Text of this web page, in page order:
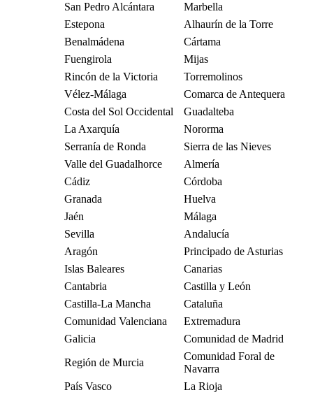
San Pedro Alcántara
Marbella
Estepona
Alhaurín de la Torre
Benalmádena
Cártama
Fuengirola
Mijas
Rincón de la Victoria
Torremolinos
Vélez-Málaga
Comarca de Antequera
Costa del Sol Occidental
Guadalteba
La Axarquía
Nororma
Serranía de Ronda
Sierra de las Nieves
Valle del Guadalhorce
Almería
Cádiz
Córdoba
Granada
Huelva
Jaén
Málaga
Sevilla
Andalucía
Aragón
Principado de Asturias
Islas Baleares
Canarias
Cantabria
Castilla y León
Castilla-La Mancha
Cataluña
Comunidad Valenciana
Extremadura
Galicia
Comunidad de Madrid
Región de Murcia
Comunidad Foral de
Navarra
País Vasco
La Rioja